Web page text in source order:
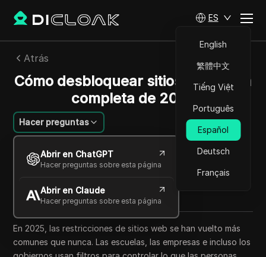
ES
English
繁體中文
Tiếng Việt
Português
Español
Deutsch
Français
Atrás
Cómo desbloquear sitios web: guía
completa de 2025
Hacer preguntas
Abrir en ChatGPT
Hacer preguntas sobre esta página
Abrir en Claude
Hacer preguntas sobre esta página
Felipe Moreira
21 oct 2025 7 minuto de lectura
Copy Link
En 2025, las restricciones de sitios web se han vuelto más
comunes que nunca. Las escuelas, las empresas e incluso los